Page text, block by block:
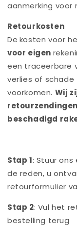
aanmerking voor
Retourkosten
De kosten voor
voor eigen
een traceerbare
verlies of
voorkomen. Wij
beschadigd
Stap 1: Stuur
de reden, u
retourformulier
Stap 2: Vul het
bestelling terug